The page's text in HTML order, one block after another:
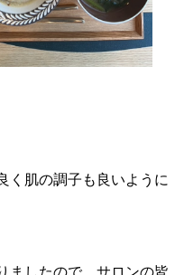
く肌の調子も良いように
ましたので、サロンの皆